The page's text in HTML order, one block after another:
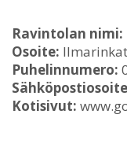
Ravintolan nimi:
Osoite:
Puhelinnumero:
Kotisivut: